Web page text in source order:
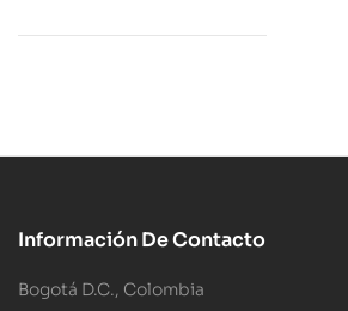
Información De Contacto
Bogotá D.C., Colombia